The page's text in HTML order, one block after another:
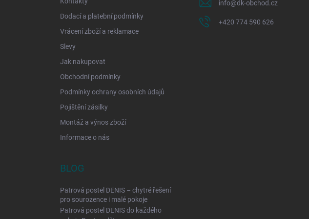
Dodací a platební podmínky
Vrácení zboží a reklamace
Slevy
Jak nakupovat
Obchodní podmínky
Podmínky ochrany osobních údajů
Pojištění zásilky
Montáž a výnos zboží
Informace o nás
info@dk-obchod.cz
+420 774 590 626
BLOG
Patrová postel DENIS – chytré řešení
pro sourozence i malé pokoje
Patrová postel DENIS do každého